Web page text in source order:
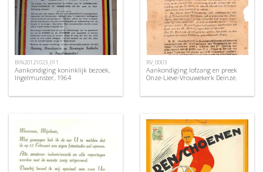
BIN20121023_011
Aankondiging koninklijk bezoek,
Ingelmunster, 1964
RV_0003
Aankondiging lofzang en preek
Onze-Lieve-Vrouwekerk Deinze.